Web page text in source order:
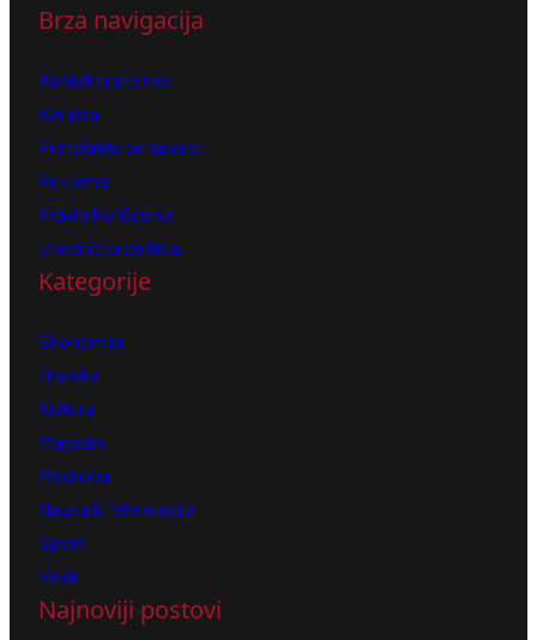
Brza navigacija
Kontaktirajte nas
Karijera
Pretplatite se na vesti
Reklama
Pravila korišćenja
Urednička politika
Kategorije
Ekonomija
Hronika
Kultura
Magazin
Medicina
Nauka & Tehnologija
Sport
Vesti
Najnoviji postovi